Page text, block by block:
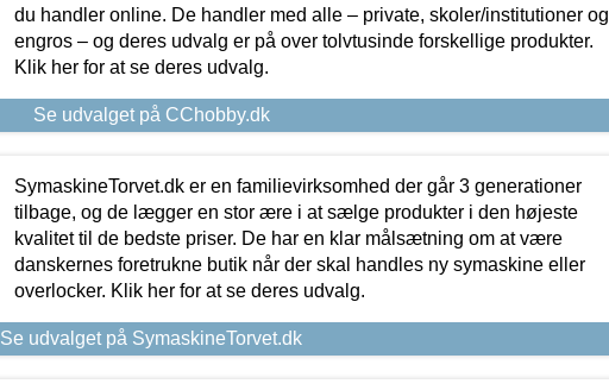
du handler online. De handler med alle – private, skoler/institutioner og
engros – og deres udvalg er på over tolvtusinde forskellige produkter.
Klik her for at se deres udvalg.
Se udvalget på CChobby.dk
SymaskineTorvet.dk er en familievirksomhed der går 3 generationer
tilbage, og de lægger en stor ære i at sælge produkter i den højeste
kvalitet til de bedste priser. De har en klar målsætning om at være
danskernes foretrukne butik når der skal handles ny symaskine eller
overlocker. Klik her for at se deres udvalg.
Se udvalget på SymaskineTorvet.dk